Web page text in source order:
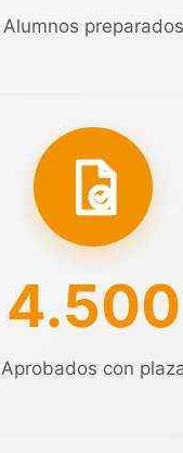
Alumnos preparados
4.500
Aprobados con